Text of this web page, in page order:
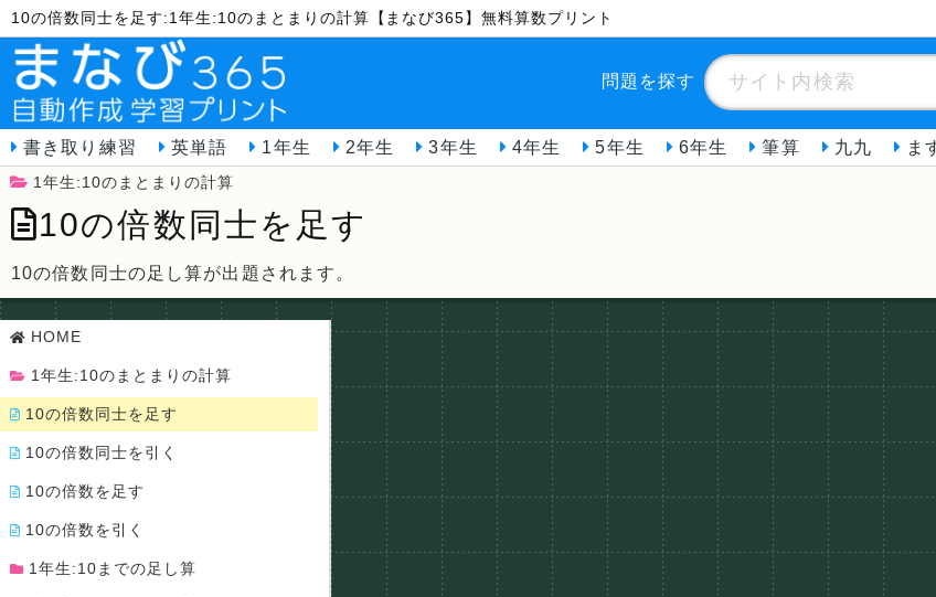
10の倍数同士を足す:1年生:10のまとまりの計算【まなび365】無料算数プリント
問題を探す
書き取り練習 英単語 1年生 2年生 3年生 4年生 5年生 6年生 筆算 九九 ま
1年生:10のまとまりの計算
10の倍数同士を足す
10の倍数同士の足し算が出題されます。
HOME
1年生:10のまとまりの計算
10の倍数同士を足す
10の倍数同士を引く
10の倍数を足す
10の倍数を引く
1年生:10までの足し算